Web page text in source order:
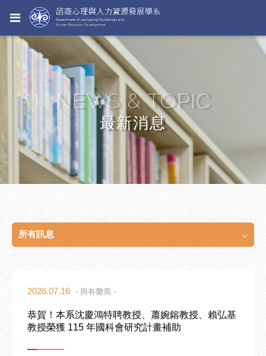
NEWS & TOPIC
最新消息
所有訊息
2026.07.16 - 與有榮焉 -
恭賀！本系沈慶鴻特聘教授、蕭婉鎔教授、賴弘基
教授榮獲 115 年國科會研究計畫補助